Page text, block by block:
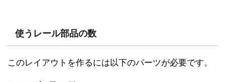
使うレール部品の数
このレイアウトを作るには以下のパーツが必要です。